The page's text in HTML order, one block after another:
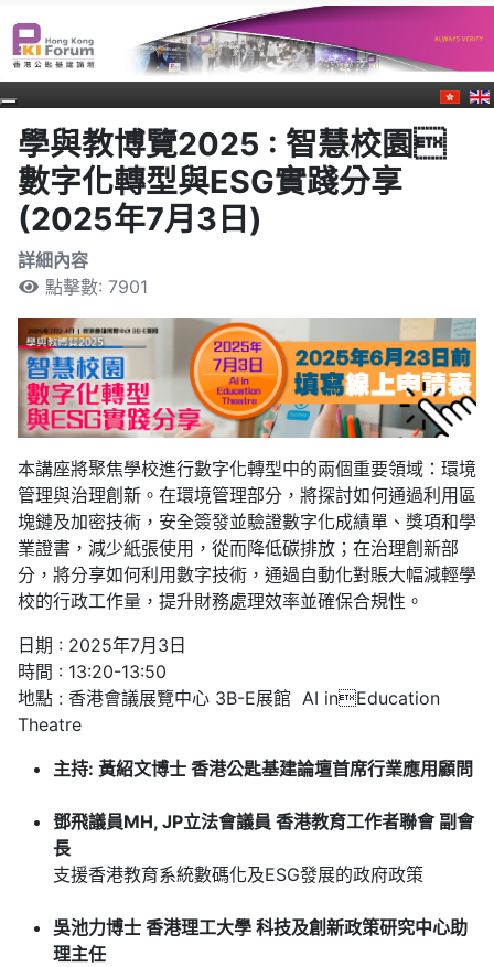
學與教博覽2025 : 智慧校園
數字化轉型與ESG實踐分享
(2025年7月3日)
詳細內容
點擊數: 7901
本講座將聚焦學校進行數字化轉型中的兩個重要領域：環境
管理與治理創新。在環境管理部分，將探討如何通過利用區
塊鏈及加密技術，安全簽發並驗證數字化成績單、獎項和學
業證書，減少紙張使用，從而降低碳排放；在治理創新部
分，將分享如何利用數字技術，通過自動化對賬大幅減輕學
校的行政工作量，提升財務處理效率並確保合規性。
日期 : 2025年7月3日
時間 : 13:20-13:50
地點 : 香港會議展覽中心 3B-E展館 AI inEducation
Theatre
主持: 黃紹文博士 香港公匙基建論壇首席行業應用顧問
鄧飛議員MH, JP立法會議員 香港教育工作者聯會 副會
長
支援香港教育系統數碼化及ESG發展的政府政策
吳池力博士 香港理工大學 科技及創新政策研究中心助
理主任